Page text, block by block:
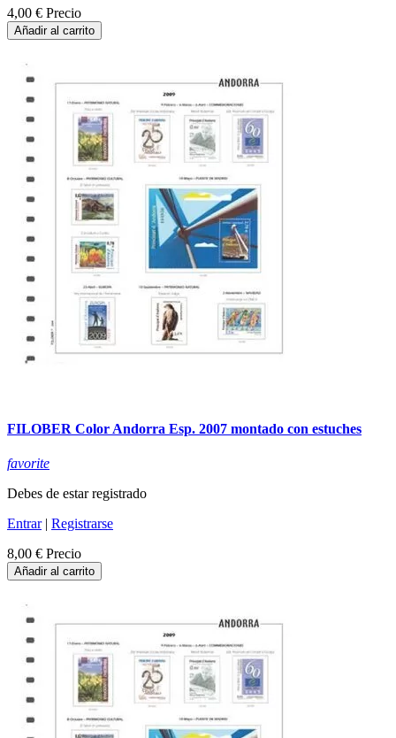
4,00 € Precio
Añadir al carrito
FILOBER Color Andorra Esp. 2007 montado con estuches
favorite
Debes de estar registrado
Entrar| Registrarse
8,00 € Precio
Añadir al carrito